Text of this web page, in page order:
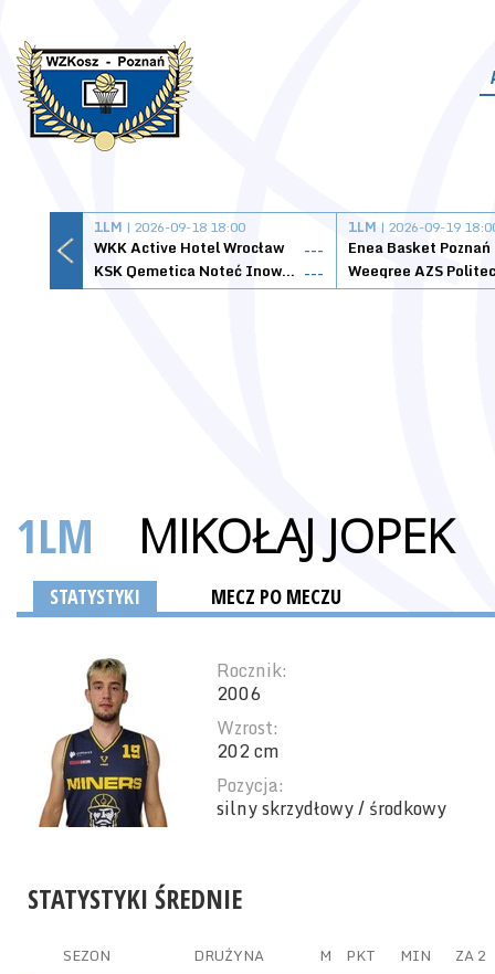
1LM | 2026-09-18 18:00
WKK Active Hotel Wrocław
---
KSK Qemetica Noteć Inowrocław ---
1LM | 2026-09-19
Enea Basket Poznań
1LM MIKOŁAJ JOPEK
STATYSTYKI MECZ PO MECZU
Rocznik:
2006
Wzrost:
202 cm
Pozycja:
silny skrzydłowy / środkowy
STATYSTYKI ŚREDNIE
SEZON DRUŻYNA M PKT MIN ZA 2